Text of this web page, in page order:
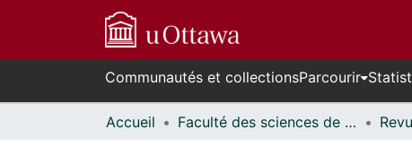
Communautés et collectionsParcourir
Accueil Faculté des sciences de la santé // Faculty of Health Sciences